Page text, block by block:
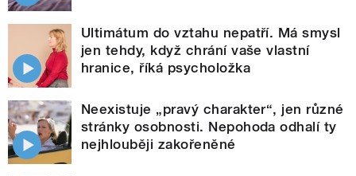
Ultimátum do vztahu nepatří. Má smysl
jen tehdy, když chrání vaše vlastní
hranice, říká psycholožka
Neexistuje „pravý charakter“, jen různé
stránky osobnosti. Nepohoda odhalí ty
nejhlouběji zakořeněné